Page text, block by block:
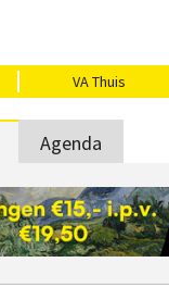
VA Thuis
Agenda